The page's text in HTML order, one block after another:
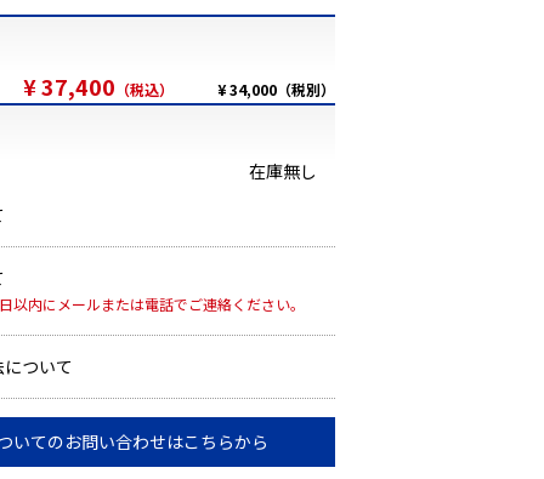
¥ 37,400 （税込） ¥ 34,000（税別）
在庫無し
以内にメールまたは電話でご連絡ください。
ついて
いてのお問い合わせはこちらから